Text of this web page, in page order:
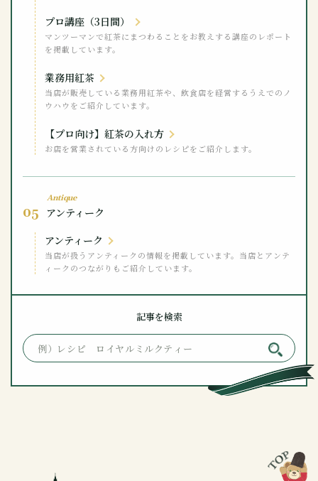
プロ講座（3日間）
マンツーマンで紅茶にまつわることをお教えする講座のレポート
を掲載しています。
業務用紅茶
当店が販売している業務用紅茶や、飲食店を経営するうえでのノ
ウハウをご紹介しています。
【プロ向け】紅茶の入れ方
お店を営業されている方向けのレシピをご紹介します。
Antique
05
アンティーク
アンティーク
当店が扱うアンティークの情報を掲載しています。当店とアンテ
ィークのつながりもご紹介しています。
記事を検索